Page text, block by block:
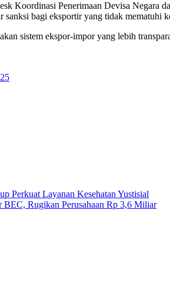
Koordinasi Penerimaan Devisa Negara
bagi eksportir yang tidak mematuhi
sistem ekspor-impor yang lebih
Perkuat Layanan Kesehatan Yustisial
Rugikan Perusahaan Rp 3,6 Miliar